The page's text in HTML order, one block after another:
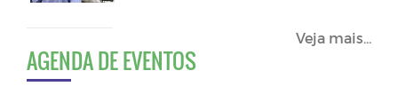
Veja mais...
AGENDA DE EVENTOS